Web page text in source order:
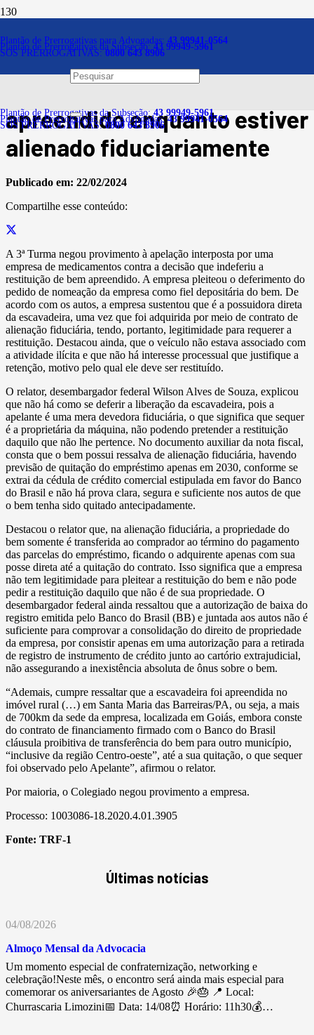
Plantão de Prerrogativas para Advogadas: 43 99941-0564
Plantão de Prerrogativas da Subseção:43 99949-5961
SOS PRERROGATIVAS:0800 643 8906
Plantão de Prerrogativas da Subseção:43 99949-5961
Plantão de Prerrogativas para Advogadas:43 99941-0564
SOS PRERROGATIVAS:0800 643 8906
Empresa não pode pedir a
restituição de bem
apreendido enquanto estiver
alienado fiduciariamente
Publicado em: 22/02/2024
Compartilhe esse conteúdo:
A 3ª Turma negou provimento à apelação interposta por uma
empresa de medicamentos contra a decisão que indeferiu a
restituição de bem apreendido. A empresa pleiteou o deferimento do
pedido de nomeação da empresa como fiel depositária do bem. De
acordo com os autos, a empresa sustentou que é a possuidora direta
da escavadeira, uma vez que foi adquirida por meio de contrato de
alienação fiduciária, tendo, portanto, legitimidade para requerer a
restituição. Destacou ainda, que o veículo não estava associado com
a atividade ilícita e que não há interesse processual que justifique a
retenção, motivo pelo qual ele deve ser restituído.
O relator, desembargador federal Wilson Alves de Souza, explicou
que não há como se deferir a liberação da escavadeira, pois a
apelante é uma mera devedora fiduciária, o que significa que sequer
é a proprietária da máquina, não podendo pretender a restituição
daquilo que não lhe pertence. No documento auxiliar da nota fiscal,
consta que o bem possui ressalva de alienação fiduciária, havendo
previsão de quitação do empréstimo apenas em 2030, conforme se
extrai da cédula de crédito comercial estipulada em favor do Banco
do Brasil e não há prova clara, segura e suficiente nos autos de que
o bem tenha sido quitado antecipadamente.
Destacou o relator que, na alienação fiduciária, a propriedade do
bem somente é transferida ao comprador ao término do pagamento
das parcelas do empréstimo, ficando o adquirente apenas com sua
posse direta até a quitação do contrato. Isso significa que a empresa
não tem legitimidade para pleitear a restituição do bem e não pode
pedir a restituição daquilo que não é de sua propriedade. O
desembargador federal ainda ressaltou que a autorização de baixa do
registro emitida pelo Banco do Brasil (BB) e juntada aos autos não é
suficiente para comprovar a consolidação do direito de propriedade
da empresa, por consistir apenas em uma autorização para a retirada
de registro de instrumento de crédito junto ao cartório extrajudicial,
não assegurando a inexistência absoluta de ônus sobre o bem.
“Ademais, cumpre ressaltar que a escavadeira foi apreendida no
imóvel rural (…) em Santa Maria das Barreiras/PA, ou seja, a mais
de 700km da sede da empresa, localizada em Goiás, embora conste
do contrato de financiamento firmado com o Banco do Brasil
cláusula proibitiva de transferência do bem para outro município,
“inclusive da região Centro-oeste”, até a sua quitação, o que sequer
foi observado pelo Apelante”, afirmou o relator.
Por maioria, o Colegiado negou provimento a empresa.
Processo: 1003086-18.2020.4.01.3905
Fonte: TRF-1
Últimas notícias
04/08/2026
Almoço Mensal da Advocacia
Um momento especial de confraternização, networking e
celebração!Neste mês, o encontro será ainda mais especial para
comemorar os aniversariantes de Agosto 🎉🎂 📍 Local:
Churrascaria Limozini📅 Data: 14/08⏰ Horário: 11h30💰…